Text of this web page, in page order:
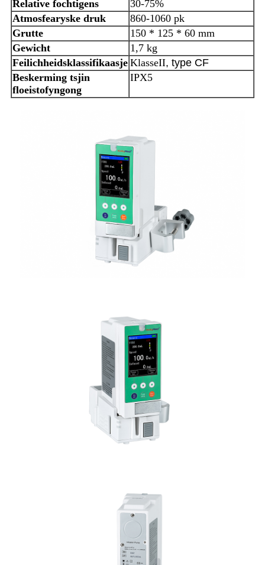
Relative fochtigens
30-75%
Atmosfearyske druk
860-1060 pk
Grutte
150 * 125 * 60 mm
Gewicht
1,7 kg
Feilichheidsklassifikaasje KlasseII, type CF
Beskerming tsjin
floeistofyngong
IPX5